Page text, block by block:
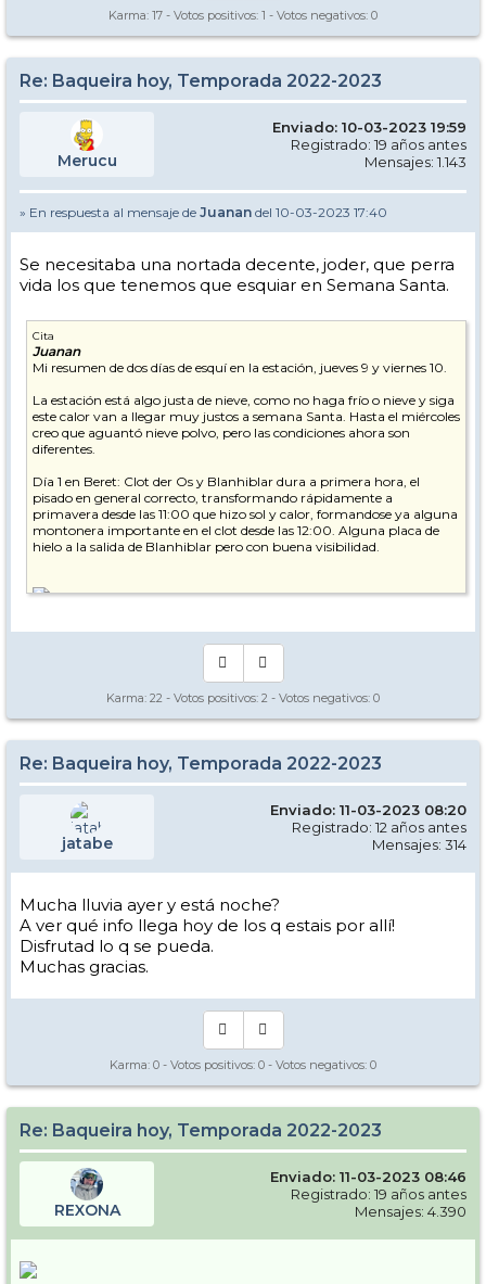
Karma: 17 - Votos positivos: 1 - Votos negativos: 0
Re: Baqueira hoy, Temporada 2022-2023
Merucu
Enviado: 10-03-2023 19:59
Registrado: 19 años antes
Mensajes: 1.143
» En respuesta al mensaje de Juanan del 10-03-2023 17:40
Se necesitaba una nortada decente, joder, que perra
vida los que tenemos que esquiar en Semana Santa.
Cita
Juanan
Mi resumen de dos días de esquí en la estación, jueves 9 y viernes 10.
La estación está algo justa de nieve, como no haga frío o nieve y siga
este calor van a llegar muy justos a semana Santa. Hasta el miércoles
creo que aguantó nieve polvo, pero las condiciones ahora son
diferentes.
Día 1 en Beret: Clot der Os y Blanhiblar dura a primera hora, el
pisado en general correcto, transformando rápidamente a
primavera desde las 11:00 que hizo sol y calor, formandose ya alguna
montonera importante en el clot desde las 12:00. Alguna placa de
hielo a la salida de Blanhiblar pero con buena visibilidad.
Día 2 en Baqueira: Sol a primera hora, y algo de viento moderado en
1800, subiendo a Mirador el viento se hacía más fuerte, y me dirigía a
Argulls que figuraba abierto en el parte a las 8:30 y cuando iba al
enlace de Ta Argulls veo que está cerrado todo el sector de Bonaigua,
supongo que por el fuerte viento. También cerrado algún otro sector
de la estación que ayer estaba abierto.
La nieve desde Mirador hasta 2200 polvo dura y buena. De 2200
para abajo muy transformada todo el Pla de Baqueira desde las
A partir de las 13:30 más o menos ha empezado a llover
tímidamente y ha ido aumentando, ahora a las 17:30 está lloviendo
con ganas en 1500, y según la previsión con cota de nieve 2500, así
que se van a quedar unas condiciones muy chungas, sobre todo con
el calor que dan hasta el lunes.
Saludos!!
Karma: 22 - Votos positivos: 2 - Votos negativos: 0
Re: Baqueira hoy, Temporada 2022-2023
jatabe
Enviado: 11-03-2023 08:20
Registrado: 12 años antes
Mensajes: 314
Mucha lluvia ayer y está noche?
A ver qué info llega hoy de los q estais por allí!
Disfrutad lo q se pueda.
Muchas gracias.
Karma: 0 - Votos positivos: 0 - Votos negativos: 0
Re: Baqueira hoy, Temporada 2022-2023
REXONA
Enviado: 11-03-2023 08:46
Registrado: 19 años antes
Mensajes: 4.390